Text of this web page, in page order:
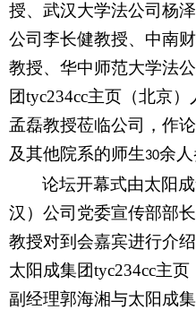
授、武汉大学法公司杨
公司李长健教授、中南
教授、华中师范大学法
团tyc234cc主页（北京
孟磊教授莅临公司，作
及其他院系的师生30余人
论坛开幕式由太阳
汉）公司党委宣传部部
教授对到会嘉宾进行介
太阳成集团tyc234cc主
副经理郭海湘与太阳成